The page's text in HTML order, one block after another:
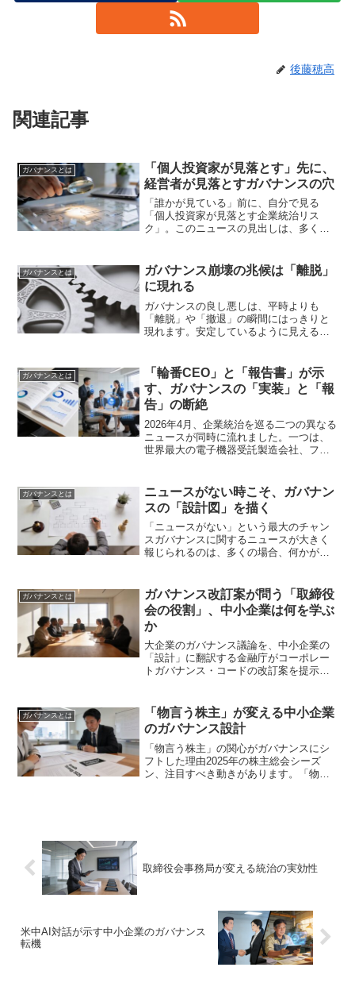
後藤穂高
関連記事
ガバナンスとは
「個人投資家が見落とす」先に、
経営者が見落とすガバナンスの穴
「誰かが見ている」前に、自分で見る
「個人投資家が見落とす企業統治リス
ク」。このニュースの見出しは、多くの
に、我々自身が自社のガバナンスリスク
を『見ている』のか」という問い...
ガバナンスとは
ガバナンス崩壊の兆候は「離脱」
に現れる
ガバナンスの良し悪しは、平時よりも
「離脱」や「撤退」の瞬間にはっきりと
現れます。安定しているように見える組
るのです。二つの「離脱」が語るガバナ
ンスの本質最近のニュースで...
ガバナンスとは
「輪番CEO」と「報告書」が示
す、ガバナンスの「実装」と「報
告」の断絶
2026年4月、企業統治を巡る二つの異なる
ニュースが同時に流れました。一つは、
世界最大の電子機器受託製造会社、フォ
ける複数の上場企業による「コーポレー
ト・ガバ...
ガバナンスとは
ニュースがない時こそ、ガバナン
スの「設計図」を描く
「ニュースがない」という最大のチャン
スガバナンスに関するニュースが大きく
報じられるのは、多くの場合、何かが
――こうしたニュースは、他社の失敗か
ら学ぶ貴重な材料ではあります...
ガバナンスとは
ガバナンス改訂案が問う「取締役
会の役割」、中小企業は何を学ぶ
か
大企業のガバナンス議論を、中小企業の
「設計」に翻訳する金融庁がコーポレー
トガバナンス・コードの改訂案を提示し
小企業の経営者の多くは、「上場企業向
けの話だろう」と感じたか...
ガバナンスとは
「物言う株主」が変える中小企業
のガバナンス設計
「物言う株主」の関心がガバナンスにシ
フトした理由2025年の株主総会シーズ
ン、注目すべき動きがあります。「物言
取締役会事務局が変える統治の実効性
米中AI対話が示す中小企業のガバナンス
転機